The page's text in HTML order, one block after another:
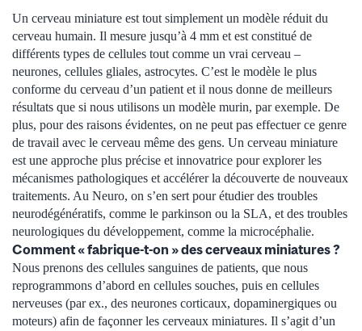
Un cerveau miniature est tout simplement un modèle réduit du
cerveau humain. Il mesure jusqu’à 4 mm et est constitué de
différents types de cellules tout comme un vrai cerveau –
neurones, cellules gliales, astrocytes. C’est le modèle le plus
conforme du cerveau d’un patient et il nous donne de meilleurs
résultats que si nous utilisons un modèle murin, par exemple. De
plus, pour des raisons évidentes, on ne peut pas effectuer ce genre
de travail avec le cerveau même des gens. Un cerveau miniature
est une approche plus précise et innovatrice pour explorer les
mécanismes pathologiques et accélérer la découverte de nouveaux
traitements. Au Neuro, on s’en sert pour étudier des troubles
neurodégénératifs, comme le parkinson ou la SLA, et des troubles
neurologiques du développement, comme la microcéphalie.
Comment « fabrique-t-on » des cerveaux miniatures ?
Nous prenons des cellules sanguines de patients, que nous
reprogrammons d’abord en cellules souches, puis en cellules
nerveuses (par ex., des neurones corticaux, dopaminergiques ou
moteurs) afin de façonner les cerveaux miniatures. Il s’agit d’un